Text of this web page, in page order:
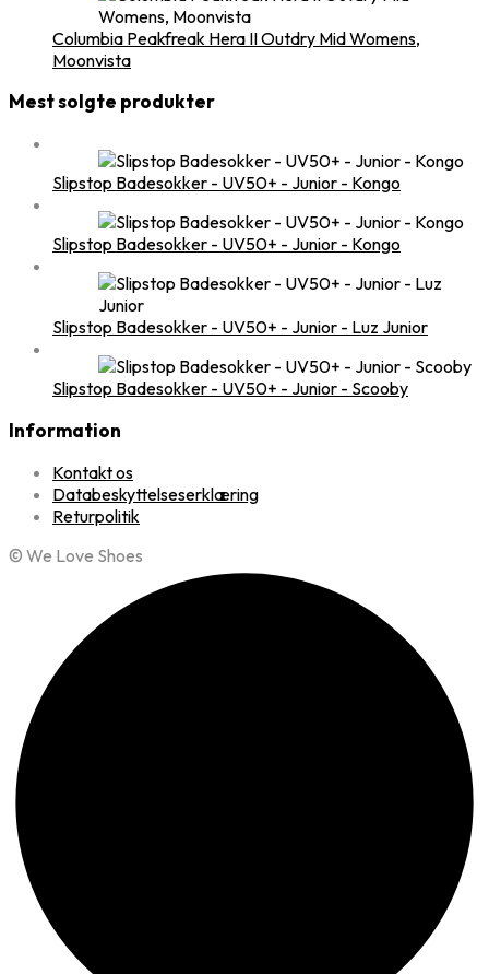
Columbia Peakfreak Hera II Outdry Mid Womens,
Moonvista
Mest solgte produkter
Slipstop Badesokker - UV50+ - Junior - Kongo
Slipstop Badesokker - UV50+ - Junior - Kongo
Slipstop Badesokker - UV50+ - Junior - Luz Junior
Slipstop Badesokker - UV50+ - Junior - Scooby
Information
Kontakt os
Databeskyttelseserklæring
Returpolitik
© We Love Shoes